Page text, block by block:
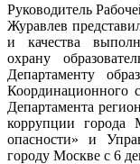
Руководитель
Журавлев
и качества
охрану
Департаменту
Координационного
Департамента
коррупции
опасности» и
городу Москве с 6